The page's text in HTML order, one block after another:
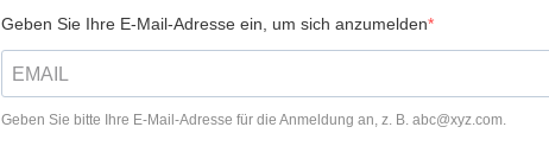
Geben Sie Ihre E-Mail-Adresse ein, um sich anzumelden
Geben Sie bitte Ihre E-Mail-Adresse für die Anmeldung an, z. B. abc@xyz.com.